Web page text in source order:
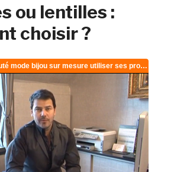
ou lentilles :
choisir ?